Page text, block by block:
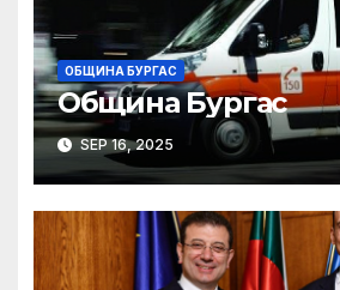
ОБЩИНА БУРГАС
Община Бургас
SEP 16, 2025